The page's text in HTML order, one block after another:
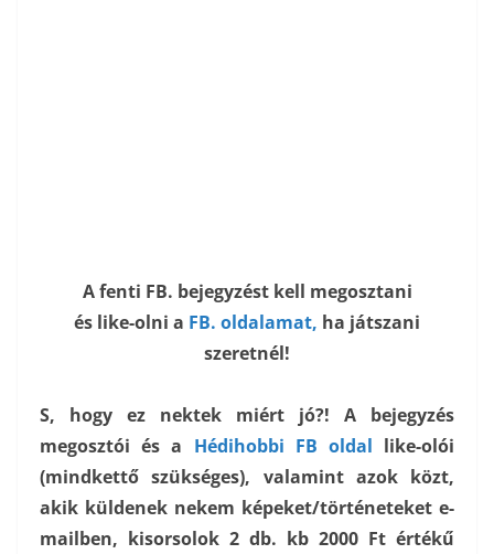
A fenti FB. bejegyzést kell megosztani
és like-olni a FB. oldalamat, ha játszani
szeretnél!
S, hogy ez nektek miért jó?! A bejegyzés
megosztói és a Hédihobbi FB oldal like-olói
(mindkettő szükséges), valamint azok közt,
akik küldenek nekem képeket/történeteket e-
mailben, kisorsolok 2 db. kb 2000 Ft értékű